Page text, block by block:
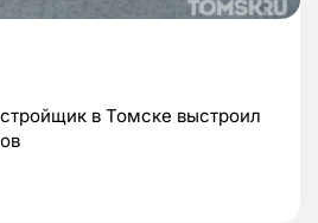
в Томске выстроил